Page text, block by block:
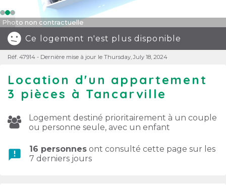
Photo non contractuelle
Ce logement n'est plus disponible
Réf. 47914 - Dernière mise à jour le Thursday, July 18, 2024
Location d'un appartement
3 pièces à Tancarville
Logement destiné prioritairement à un couple
ou personne seule, avec un enfant
announcement 16 personnes ont consulté cette page sur les
7 derniers jours